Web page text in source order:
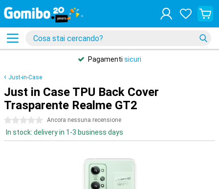
Pagamenti sicuri
Just-in-Case
Just in Case TPU Back Cover
Trasparente Realme GT2
0 stelle Ancora nessuna recensione
In stock: delivery in 1-3 business days